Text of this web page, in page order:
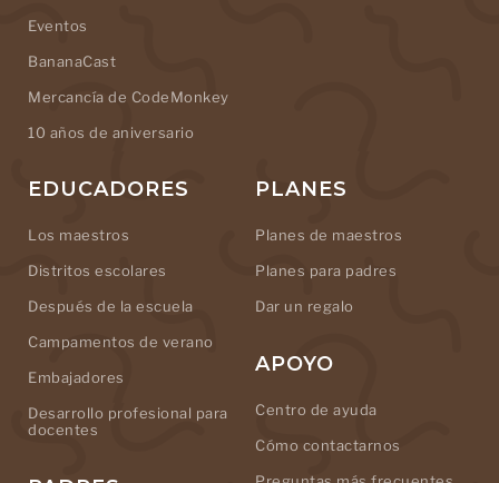
Eventos
BananaCast
Mercancía de CodeMonkey
10 años de aniversario
EDUCADORES
Los maestros
Distritos escolares
Después de la escuela
Campamentos de verano
Embajadores
Desarrollo profesional para
docentes
PLANES
Planes de maestros
Planes para padres
Dar un regalo
APOYO
Centro de ayuda
Cómo contactarnos